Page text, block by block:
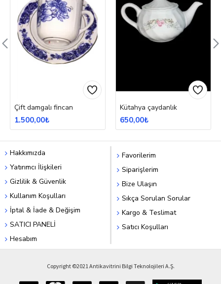
Çift damgalı fincan
1.500,00₺
Kütahya çaydanlık
650,00₺
Hakkımızda
Yatırımcı İlişkileri
Gizlilik & Güvenlik
Kullanım Koşulları
İptal & İade & Değişim
SATICI PANELİ
Hesabım
Favorilerim
Siparişlerim
Bize Ulaşın
Sıkça Sorulan Sorular
Kargo & Teslimat
Satıcı Koşulları
Copyright ©2021 Antikavitrini Bilgi Teknolojileri A.Ş.